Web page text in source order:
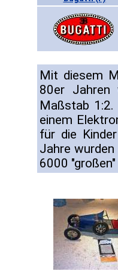
Mit diesem
80er Jahren
Maßstab
einem
für die
Jahre
6000